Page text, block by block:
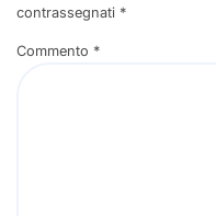
contrassegnati *
Commento *